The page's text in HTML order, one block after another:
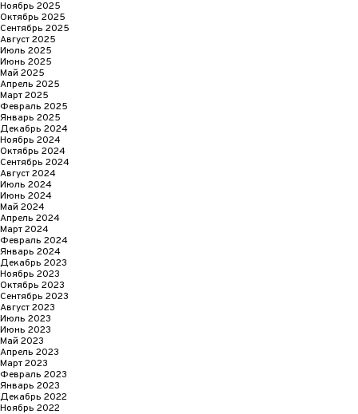
Ноябрь 2025
Октябрь 2025
Сентябрь 2025
Август 2025
Июль 2025
Июнь 2025
Май 2025
Апрель 2025
Март 2025
Февраль 2025
Январь 2025
Декабрь 2024
Ноябрь 2024
Октябрь 2024
Сентябрь 2024
Август 2024
Июль 2024
Июнь 2024
Май 2024
Апрель 2024
Март 2024
Февраль 2024
Январь 2024
Декабрь 2023
Ноябрь 2023
Октябрь 2023
Сентябрь 2023
Август 2023
Июль 2023
Июнь 2023
Май 2023
Апрель 2023
Март 2023
Февраль 2023
Январь 2023
Декабрь 2022
Ноябрь 2022